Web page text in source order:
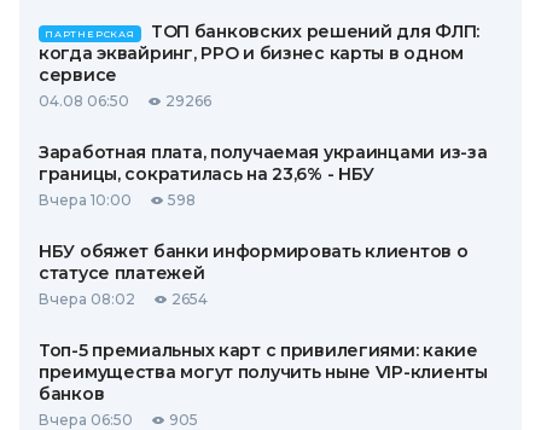
ПАРТНЕРСКАЯ
ТОП банковских решений для ФЛП:
когда эквайринг, РРО и бизнес карты в одном
сервисе
04.08 06:50 29266
Заработная плата, получаемая украинцами из-за
границы, сократилась на 23,6% - НБУ
Вчера 10:00 598
НБУ обяжет банки информировать клиентов о
статусе платежей
Вчера 08:02 2654
Топ-5 премиальных карт с привилегиями: какие
преимущества могут получить ныне VIP-клиенты
банков
Вчера 06:50 905